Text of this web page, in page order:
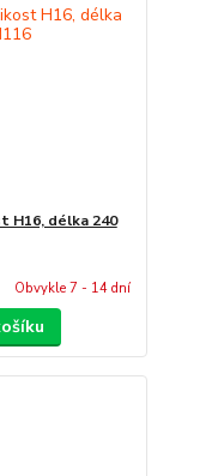
H16, délka 240
Obvykle 7 - 14 dní